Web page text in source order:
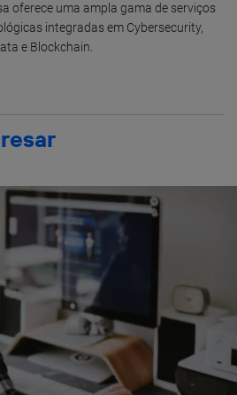
oferece uma ampla gama de serviços
integradas em Cybersecurity,
e Blockchain.